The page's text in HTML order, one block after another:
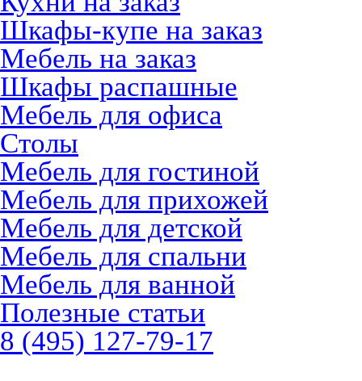
Шкафы-купе на заказ
Мебель на заказ
Шкафы распашные
Мебель для офиса
Столы
Мебель для гостиной
Мебель для прихожей
Мебель для детской
Мебель для спальни
Мебель для ванной
Полезные статьи
8 (495) 127-79-17